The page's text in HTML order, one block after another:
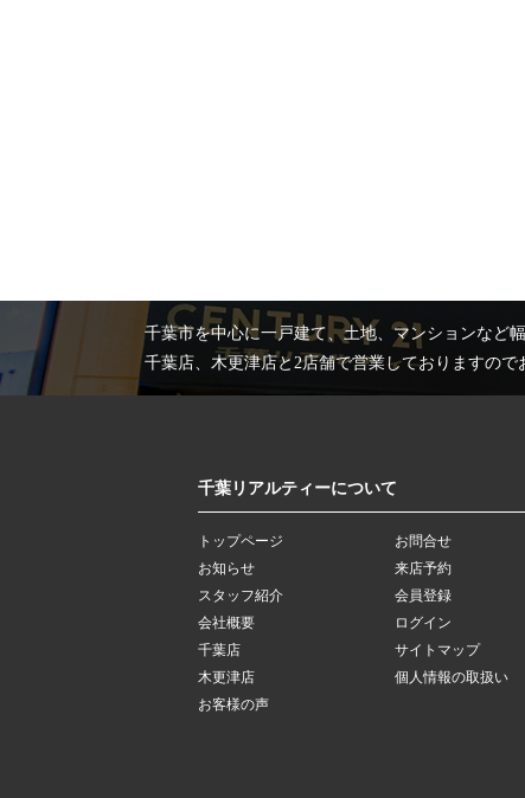
千葉市を中心に一戸建て、土地、マンションなど
千葉店、木更津店と2店舗で営業しておりますの
千葉リアルティーについて
トップページ
お知らせ
スタッフ紹介
会社概要
千葉店
木更津店
お客様の声
お問合せ
来店予約
会員登録
ログイン
サイトマップ
個人情報の取扱い